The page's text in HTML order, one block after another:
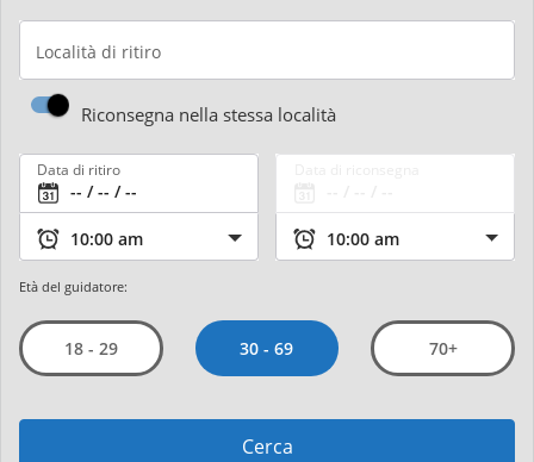
Località di ritiro
Riconsegna nella stessa località
Data di ritiro
Età del guidatore:
18 - 29 30 - 69 70+
Cerca